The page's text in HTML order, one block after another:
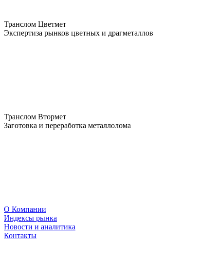
Транслом Цветмет
Экспертиза рынков цветных и драгметаллов
Транслом Втормет
Заготовка и переработка металлолома
О Компании
Индексы рынка
Новости и аналитика
Контакты